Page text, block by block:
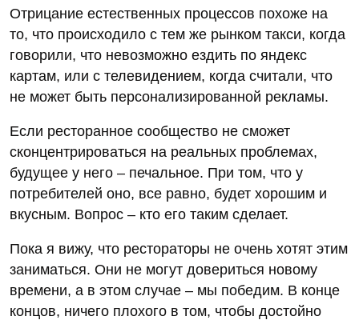
Отрицание естественных процессов похоже на
то, что происходило с тем же рынком такси, когда
говорили, что невозможно ездить по яндекс
картам, или с телевидением, когда считали, что
не может быть персонализированной рекламы.
Если ресторанное сообщество не сможет
сконцентрироваться на реальных проблемах,
будущее у него – печальное. При том, что у
потребителей оно, все равно, будет хорошим и
вкусным. Вопрос – кто его таким сделает.
Пока я вижу, что рестораторы не очень хотят этим
заниматься. Они не могут довериться новому
времени, а в этом случае – мы победим. В конце
концов, ничего плохого в том, чтобы достойно